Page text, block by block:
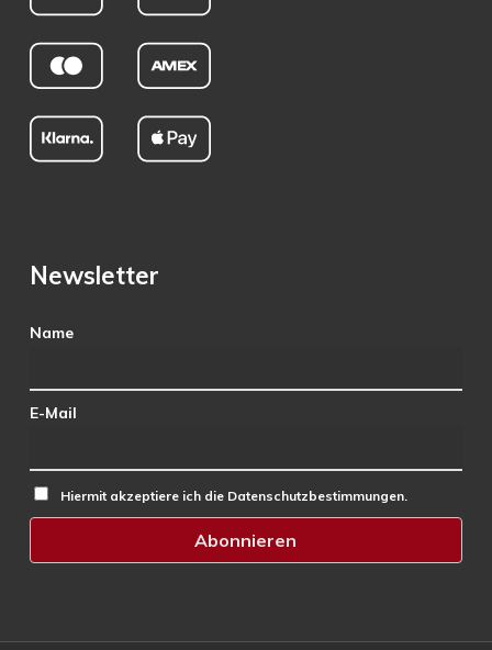
Newsletter
Name
E-Mail
Hiermit akzeptiere ich die Datenschutzbestimmungen.